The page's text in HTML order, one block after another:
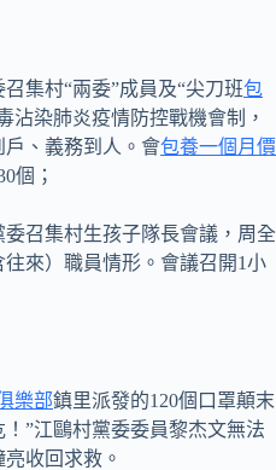
集村“兩委”成員及“尖刀班包
沾染肺炎疫情防控戰機會制，
、義務到人。會包養一個月價
個；
召集村生孩子隊長會議，周全
來）職員情形。會議召開1小
樂部鎮里派發的120個口罩顛末
”江鷗村黨委委員黎杰文無法
收回求救。